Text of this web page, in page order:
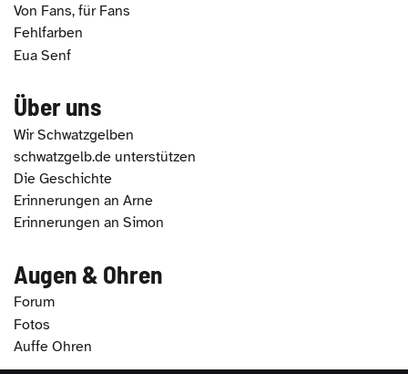
Von Fans, für Fans
Fehlfarben
Eua Senf
Über uns
Wir Schwatzgelben
schwatzgelb.de unterstützen
Die Geschichte
Erinnerungen an Arne
Erinnerungen an Simon
Augen & Ohren
Forum
Fotos
Auffe Ohren